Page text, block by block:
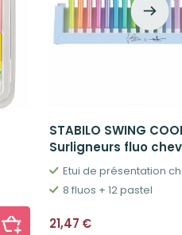
STABILO SWING
Surligneurs fluo
Etui de présentation
8 fluos + 12 pastel
21,47 €